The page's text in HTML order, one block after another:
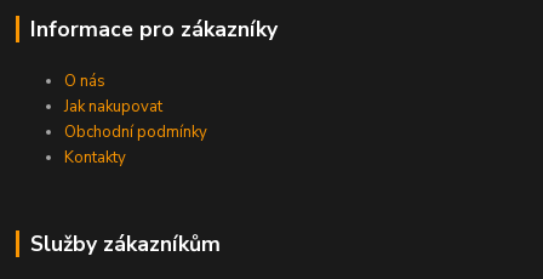
Informace pro zákazníky
O nás
Jak nakupovat
Obchodní podmínky
Kontakty
Služby zákazníkům